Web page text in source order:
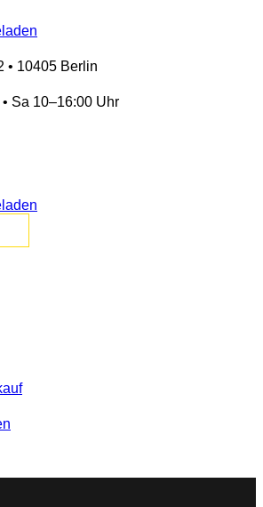
• 10405 Berlin
Sa 10–16:00 Uhr